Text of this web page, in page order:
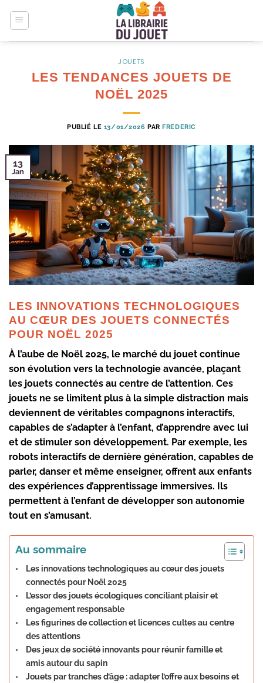
JOUETS
LES TENDANCES JOUETS DE
NOËL 2025
PUBLIÉ LE 13/01/2026 PARFREDERIC
13
Jan
LES INNOVATIONS TECHNOLOGIQUES
AU CŒUR DES JOUETS CONNECTÉS
POUR NOËL 2025
À l’aube de Noël 2025, le marché du jouet continue
son évolution vers la technologie avancée, plaçant
les jouets connectés au centre de l’attention. Ces
jouets ne se limitent plus à la simple distraction mais
deviennent de véritables compagnons interactifs,
capables de s’adapter à l’enfant, d’apprendre avec lui
et de stimuler son développement. Par exemple, les
robots interactifs de dernière génération, capables de
parler, danser et même enseigner, offrent aux enfants
des expériences d’apprentissage immersives. Ils
permettent à l’enfant de développer son autonomie
tout en s’amusant.
Au sommaire
Les innovations technologiques au cœur des jouets
connectés pour Noël 2025
L’essor des jouets écologiques conciliant plaisir et
engagement responsable
Les figurines de collection et licences cultes au centre
des attentions
Des jeux de société innovants pour réunir famille et
amis autour du sapin
Jouets par tranches d’âge : adapter l’offre aux besoins et